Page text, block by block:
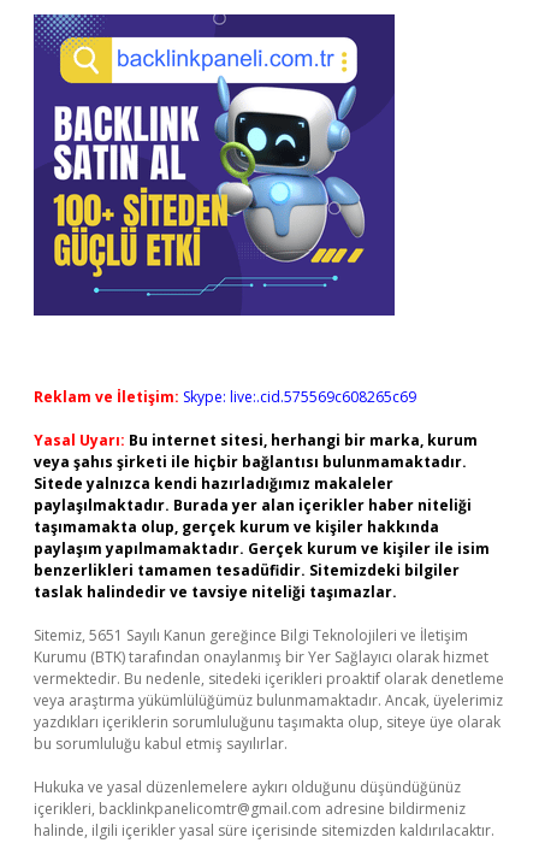
Reklam ve İletişim: Skype: live:.cid.575569c608265c69
Yasal Uyarı: Bu internet sitesi, herhangi bir marka, kurum
veya şahıs şirketi ile hiçbir bağlantısı bulunmamaktadır.
Sitede yalnızca kendi hazırladığımız makaleler
paylaşılmaktadır. Burada yer alan içerikler haber niteliği
taşımamakta olup, gerçek kurum ve kişiler hakkında
paylaşım yapılmamaktadır. Gerçek kurum ve kişiler ile isim
benzerlikleri tamamen tesadüfidir. Sitemizdeki bilgiler
taslak halindedir ve tavsiye niteliği taşımazlar.
Sitemiz, 5651 Sayılı Kanun gereğince Bilgi Teknolojileri ve İletişim
Kurumu (BTK) tarafından onaylanmış bir Yer Sağlayıcı olarak hizmet
vermektedir. Bu nedenle, sitedeki içerikleri proaktif olarak denetleme
veya araştırma yükümlülüğümüz bulunmamaktadır. Ancak, üyelerimiz
yazdıkları içeriklerin sorumluluğunu taşımakta olup, siteye üye olarak
bu sorumluluğu kabul etmiş sayılırlar.
Hukuka ve yasal düzenlemelere aykırı olduğunu düşündüğünüz
içerikleri, backlinkpanelicomtr@gmail.com adresine bildirmeniz
halinde, ilgili içerikler yasal süre içerisinde sitemizden kaldırılacaktır.